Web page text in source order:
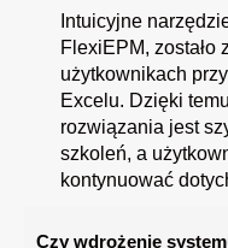
Intuicyjne
FlexiEPM, zostało
użytkownikach
Excelu. Dzięki
rozwiązania jest
szkoleń, a
kontynuować
Czy wdrożenie